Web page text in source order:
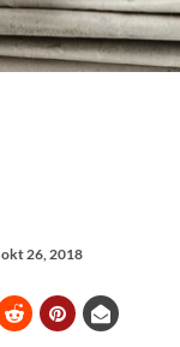
okt 26, 2018